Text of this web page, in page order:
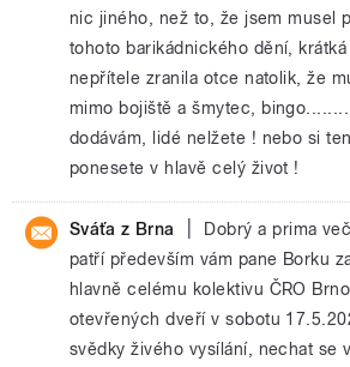
nic jiného, než to, že jsem musel
tohoto barikádnického dění, krátká
nepřítele zranila otce natolik, že
mimo bojiště a šmytec,
dodávám, lidé nelžete ! nebo si
ponesete v hlavě celý život !
Sváťa z Brna
Dobrý a prima
patří především vám pane Borku
hlavně celému kolektivu ČRO
otevřených dveří v sobotu
svědky živého vysílání, nechat se